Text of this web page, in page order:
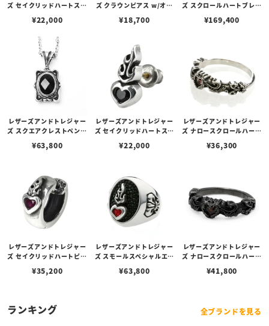
ズ セイクリッドハートスタ
ト
¥22,000
ズ クラウンピアス w/オニ
¥18,700
ズ スクロールハートブレス
¥169,400
レザーズアンドトレジャー
ズ スクエアクレストペンダ
キス（カット）（トップの
¥63,800
レザーズアンドトレジャー
ズ セイクリッドハートスタ
¥22,000
レザーズアンドトレジャー
ズ ナロースクロールハート
¥36,300
レザーズアンドトレジャー
ズ セイクリッドハートピア
¥35,200
レザーズアンドトレジャー
ズ スモールスペシャルエデ
リッドハート w/スティン
¥63,800
レザーズアンドトレジャー
ズ ナロースクロールハート
ックカスタム
¥41,800
ランキング 全ブランドを見る